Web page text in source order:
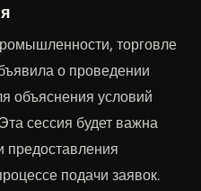
торговле
о проведении
объяснения условий
сессия будет важна
предоставления
подачи заявок.